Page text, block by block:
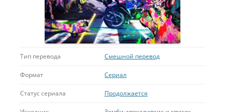
Тип перевода Смешной перевод
Формат Сериал
Статус сериала Продолжается